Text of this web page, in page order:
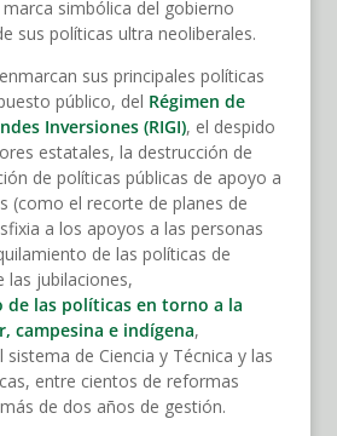
simbólica del gobierno
sus políticas ultra neoliberales.
sus principales políticas
público, del Régimen de
Inversiones (RIGI), el despido
estatales, la destrucción de
de políticas públicas de apoyo a
(como el recorte de planes de
a los apoyos a las personas
de las políticas de
las jubilaciones,
de las políticas en torno a la
campesina e indígena,
de Ciencia y Técnica y las
entre cientos de reformas
de dos años de gestión.